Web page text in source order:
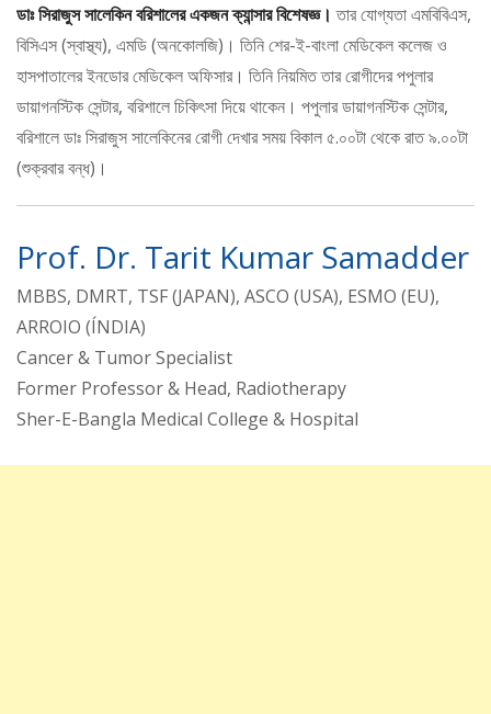
ডাঃ সিরাজুস সালেকিন বরিশালের একজন ক্যান্সার বিশেষজ্ঞ। তার যোগ্যতা এমবিবিএস,
বিসিএস (স্বাস্থ্য), এমডি (অনকোলজি)। তিনি শের-ই-বাংলা মেডিকেল কলেজ ও
হাসপাতালের ইনডোর মেডিকেল অফিসার। তিনি নিয়মিত তার রোগীদের পপুলার
ডায়াগনস্টিক সেন্টার, বরিশালে চিকিৎসা দিয়ে থাকেন। পপুলার ডায়াগনস্টিক সেন্টার,
বরিশালে ডাঃ সিরাজুস সালেকিনের রোগী দেখার সময় বিকাল ৫.০০টা থেকে রাত ৯.০০টা
(শুক্রবার বন্ধ)।
Prof. Dr. Tarit Kumar Samadder
MBBS, DMRT, TSF (JAPAN), ASCO (USA), ESMO (EU),
ARROIO (ÍNDIA)
Cancer & Tumor Specialist
Former Professor & Head, Radiotherapy
Sher-E-Bangla Medical College & Hospital